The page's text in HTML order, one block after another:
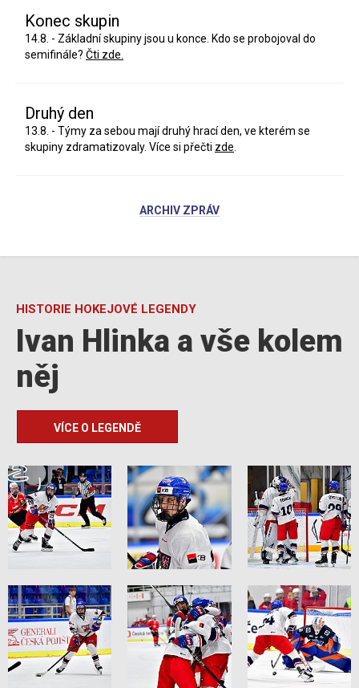
Konec skupin
14.8. - Základní skupiny jsou u konce. Kdo se probojoval do
semifinále? Čti zde.
Druhý den
13.8. - Týmy za sebou mají druhý hrací den, ve kterém se
skupiny zdramatizovaly. Více si přečti zde
ARCHIV ZPRÁV
HISTORIE HOKEJOVÉ LEGENDY
Ivan Hlinka a vše kolem
něj
VÍCE O LEGENDĚ